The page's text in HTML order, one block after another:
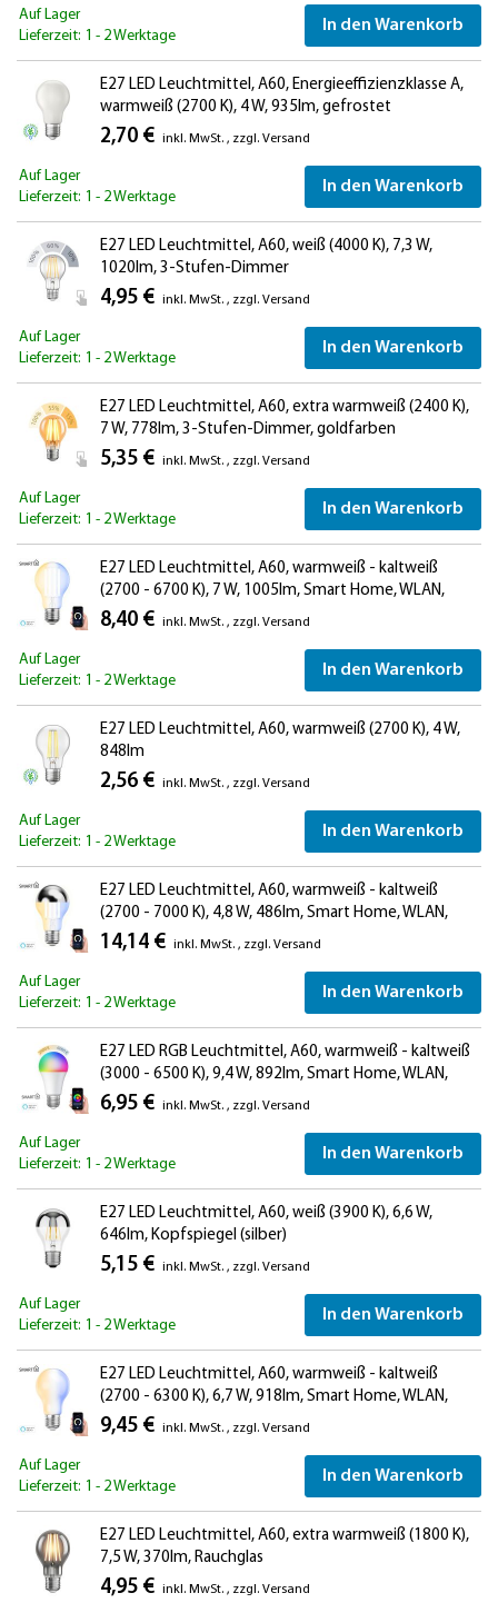
Auf Lager
Lieferzeit: 1 - 2 Werktage
In den Warenkorb
E27 LED Leuchtmittel, A60, Energieeffizienzklasse A,
warmweiß (2700 K), 4 W, 935lm, gefrostet
2,70 € inkl. MwSt. , zzgl. Versand
Auf Lager
Lieferzeit: 1 - 2 Werktage
In den Warenkorb
E27 LED Leuchtmittel, A60, weiß (4000 K), 7,3 W,
1020lm, 3-Stufen-Dimmer
4,95 € inkl. MwSt. , zzgl. Versand
Auf Lager
Lieferzeit: 1 - 2 Werktage
In den Warenkorb
E27 LED Leuchtmittel, A60, extra warmweiß (2400 K),
7 W, 778lm, 3-Stufen-Dimmer, goldfarben
5,35 € inkl. MwSt. , zzgl. Versand
Auf Lager
Lieferzeit: 1 - 2 Werktage
In den Warenkorb
E27 LED Leuchtmittel, A60, warmweiß - kaltweiß
(2700 - 6700 K), 7 W, 1005lm, Smart Home, WLAN,
Alexa
8,40 € inkl. MwSt. , zzgl. Versand
Auf Lager
Lieferzeit: 1 - 2 Werktage
In den Warenkorb
E27 LED Leuchtmittel, A60, warmweiß (2700 K), 4 W,
848lm
2,56 € inkl. MwSt. , zzgl. Versand
Auf Lager
Lieferzeit: 1 - 2 Werktage
In den Warenkorb
E27 LED Leuchtmittel, A60, warmweiß - kaltweiß
(2700 - 7000 K), 4,8 W, 486lm, Smart Home, WLAN,
Alexa, Kopfspiegel (silber)
14,14 € inkl. MwSt. , zzgl. Versand
Auf Lager
Lieferzeit: 1 - 2 Werktage
In den Warenkorb
E27 LED RGB Leuchtmittel, A60, warmweiß - kaltweiß
(3000 - 6500 K), 9,4 W, 892lm, Smart Home, WLAN,
Alexa, matt
6,95 € inkl. MwSt. , zzgl. Versand
Auf Lager
Lieferzeit: 1 - 2 Werktage
In den Warenkorb
E27 LED Leuchtmittel, A60, weiß (3900 K), 6,6 W,
646lm, Kopfspiegel (silber)
5,15 € inkl. MwSt. , zzgl. Versand
Auf Lager
Lieferzeit: 1 - 2 Werktage
In den Warenkorb
E27 LED Leuchtmittel, A60, warmweiß - kaltweiß
(2700 - 6300 K), 6,7 W, 918lm, Smart Home, WLAN,
Alexa, Milchglas
9,45 € inkl. MwSt. , zzgl. Versand
Auf Lager
Lieferzeit: 1 - 2 Werktage
In den Warenkorb
E27 LED Leuchtmittel, A60, extra warmweiß (1800 K),
7,5 W, 370lm, Rauchglas
4,95 € inkl. MwSt. , zzgl. Versand